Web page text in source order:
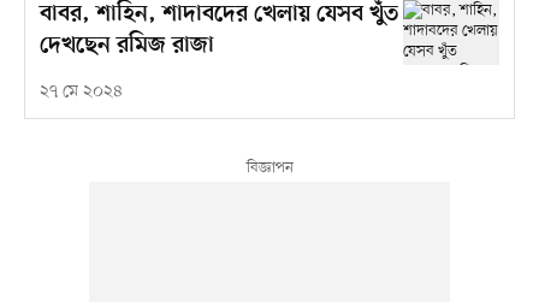
বাবর, শাহিন, শাদাবদের খেলায় যেসব খুঁত
দেখছেন রমিজ রাজা
২৭ মে ২০২৪